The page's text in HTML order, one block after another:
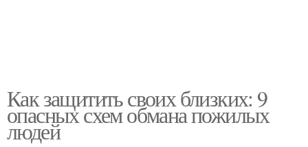
Как защитить своих близких: 9
опасных схем обмана пожилых
людей